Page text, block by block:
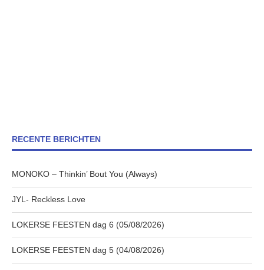
RECENTE BERICHTEN
MONOKO – Thinkin’ Bout You (Always)
JYL- Reckless Love
LOKERSE FEESTEN dag 6 (05/08/2026)
LOKERSE FEESTEN dag 5 (04/08/2026)